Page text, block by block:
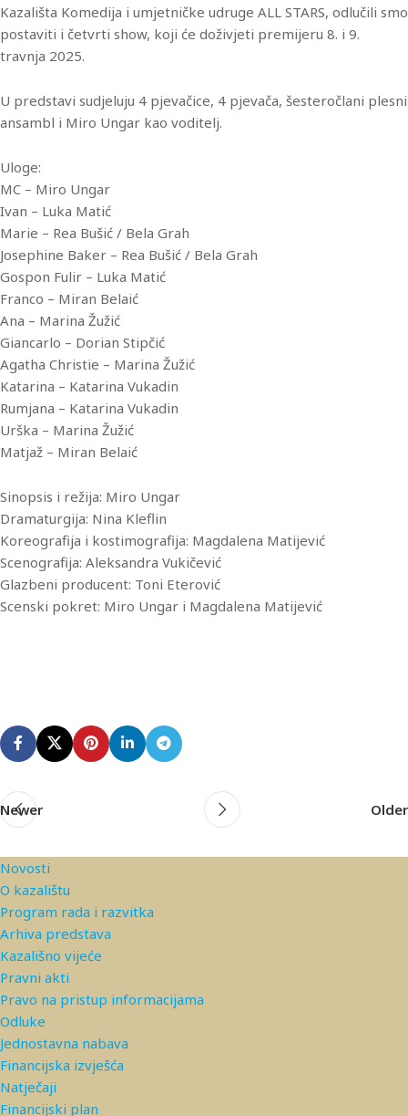
Kazališta Komedija i umjetničke udruge ALL STARS, odlučili smo
postaviti i četvrti show, koji će doživjeti premijeru 8. i 9.
travnja 2025.
U predstavi sudjeluju 4 pjevačice, 4 pjevača, šesteročlani plesni
ansambl i Miro Ungar kao voditelj.
Uloge:
MC – Miro Ungar
Ivan – Luka Matić
Marie – Rea Bušić / Bela Grah
Josephine Baker – Rea Bušić / Bela Grah
Gospon Fulir – Luka Matić
Franco – Miran Belaić
Ana – Marina Žužić
Giancarlo – Dorian Stipčić
Agatha Christie – Marina Žužić
Katarina – Katarina Vukadin
Rumjana – Katarina Vukadin
Urška – Marina Žužić
Matjaž – Miran Belaić
Sinopsis i režija: Miro Ungar
Dramaturgija: Nina Kleflin
Koreografija i kostimografija: Magdalena Matijević
Scenografija: Aleksandra Vukičević
Glazbeni producent: Toni Eterović
Scenski pokret: Miro Ungar i Magdalena Matijević
Newer Older
Novosti
O kazalištu
Program rada i razvitka
Arhiva predstava
Kazališno vijeće
Pravni akti
Pravo na pristup informacijama
Odluke
Jednostavna nabava
Financijska izvješća
Natječaji
Financijski plan